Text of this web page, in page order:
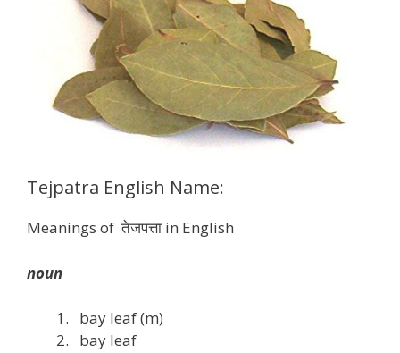
Tejpatra English Name:
Meanings of तेजपत्ता in English
noun
bay leaf (m)
bay leaf